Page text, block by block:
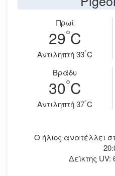
Πρωί
29°C
Aντιληπτή 33°C
Βράδυ
30°C
Aντιληπτή 37°C
Ο ήλιος ανατέλλει
Δείκτης UV: